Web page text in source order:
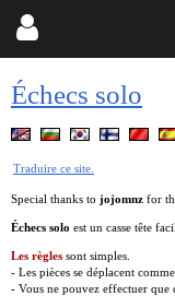
Échecs solo
Traduire ce site.
Special thanks to jojomnz for
Échecs solo est un casse tête
Les règles sont simples.
- Les pièces se déplacent
- Vous ne pouvez effectuer que